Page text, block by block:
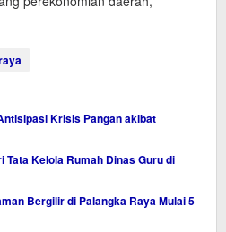
Krisis Pangan akibat
Tata Kelola Rumah Dinas Guru di
Bergilir di Palangka Raya Mulai 5